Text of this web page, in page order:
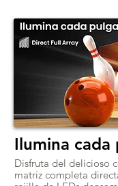
Ilumina cada
Disfruta del delicioso
matriz completa